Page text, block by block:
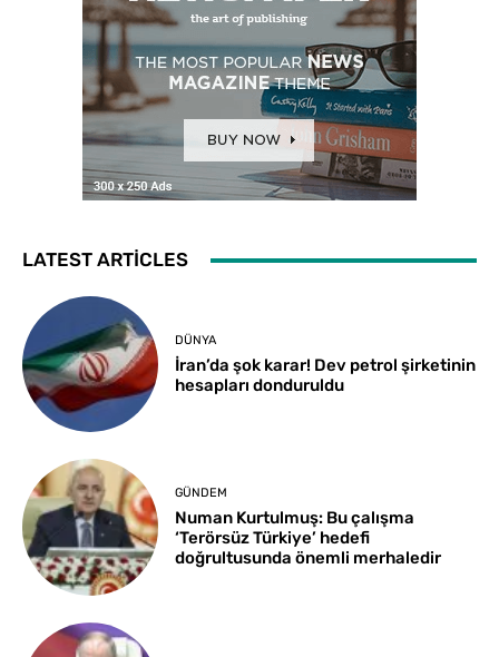
LATEST ARTICLES
DÜNYA
İran’da şok karar! Dev petrol şirketinin
hesapları donduruldu
GÜNDEM
Numan Kurtulmuş: Bu çalışma
‘Terörsüz Türkiye’ hedefi
doğrultusunda önemli merhaledir